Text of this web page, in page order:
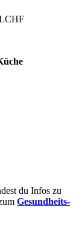
du Infos zu
Gesundheits-